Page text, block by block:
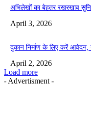
अभिलेखों का बेहतर रखरखाव
April 3, 2026
दुकान निर्माण के लिए करें आवेदन,
April 2, 2026
Load more
- Advertisment -